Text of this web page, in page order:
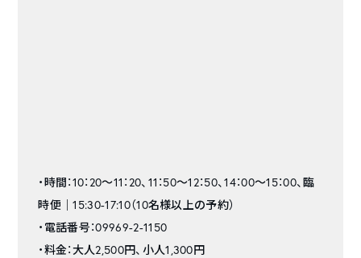
・時間：10：20〜11：20、11：50〜12：50、14：00〜15：00、臨
時便｜15:30-17:10（10名様以上の予約）
・電話番号：09969-2-1150
・料金：大人2,500円、小人1,300円